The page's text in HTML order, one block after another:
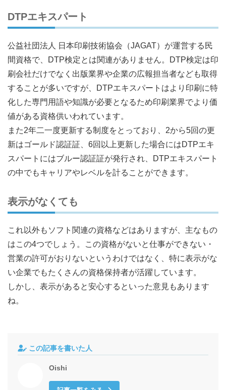
DTPエキスパート
公益社団法人 日本印刷技術協会（JAGAT）が運営する民
間資格で、DTP検定とは関連がありません。DTP検定は印
刷会社だけでなく出版業界や企業の広報担当者なども取得
することが多いですが、DTPエキスパートはより印刷に特
化した専門用語や知識が必要となるため印刷業界でより価
値がある資格供いわれています。
また2年二一度更新する制度をとっており、2から5回の更
新はゴールド認証証、6回以上更新した場合にはDTPエキ
スパートにはブルー認証証が発行され、DTPエキスパート
の中でもキャリアやレベルを計ることができます。
表示がなくても
これ以外もソフト関連の資格などはありますが、主なもの
はこの4つでしょう。この資格がないと仕事ができない・
営業の許可がおりないというわけではなく、特に表示がな
い企業でもたくさんの資格保持者が活躍しています。
しかし、表示があると安心するといった意見もあります
ね。
この記事を書いた人
Oishi